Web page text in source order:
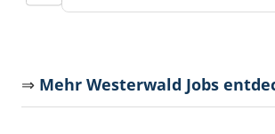
⇒ Mehr Westerwald Jobs